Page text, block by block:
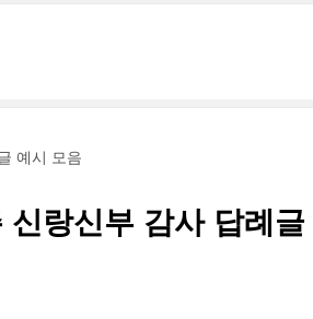
예시 모음
랑신부 감사 답례글